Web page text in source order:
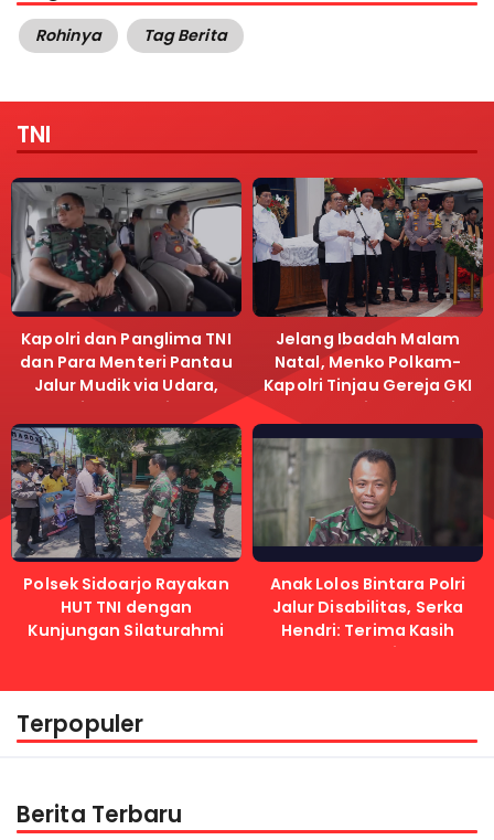
Rohinya Tag Berita
TNI
Kapolri dan Panglima TNI
dan Para Menteri Pantau
Jalur Mudik via Udara,
Pastikan Lalu Lintas
Lancar
Jelang Ibadah Malam
Natal, Menko Polkam-
Kapolri Tinjau Gereja GKI
Samanhudi dan Gereja
Immanuel
Polsek Sidoarjo Rayakan
HUT TNI dengan
Kunjungan Silaturahmi
Anak Lolos Bintara Polri
Jalur Disabilitas, Serka
Hendri: Terima Kasih
Kapolri
Terpopuler
Berita Terbaru